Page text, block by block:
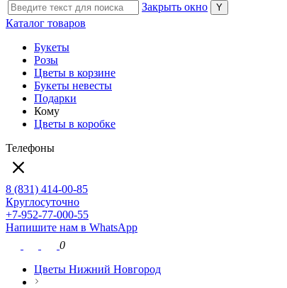
Закрыть окно
Каталог товаров
Букеты
Розы
Цветы в корзине
Букеты невесты
Подарки
Кому
Цветы в коробке
Телефоны
8 (831) 414-00-85
Круглосуточно
+7-952-77-000-55
Напишите нам в WhatsApp
0
Цветы Нижний Новгород